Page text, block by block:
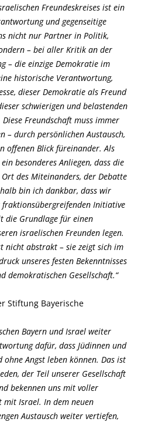
Freundeskreises ist ein
und gegenseitige
nicht nur Partner in Politik,
– bei aller Kritik an der
– die einzige Demokratie im
historische Verantwortung,
dieser Demokratie als Freund
schwierigen und belastenden
Freundschaft muss immer
– durch persönlichen Austausch,
offenen Blick füreinander. Als
besonderes Anliegen, dass die
des Miteinanders, der Debatte
bin ich dankbar, dass wir
Initiative
die Grundlage für einen
israelischen Freunden legen.
nicht abstrakt – sie zeigt sich im
unseres festen Bekenntnisses
demokratischen Gesellschaft.“
Stiftung Bayerische
Bayern und Israel weiter
dafür, dass Jüdinnen und
Angst leben können. Das ist
der Teil unserer Gesellschaft
bekennen uns mit voller
mit Israel. In dem neuen
Austausch weiter vertiefen,